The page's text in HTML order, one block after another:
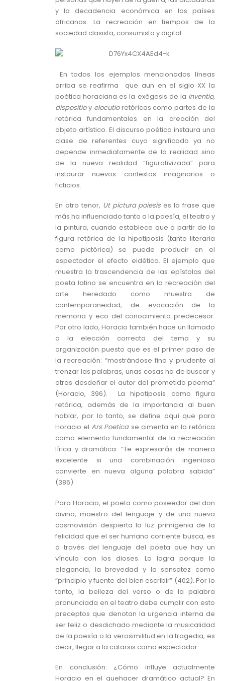
y la decadencia económica en los países
africanos. La recreación en tiempos de la
sociedad clasista, consumista y digital.
En todos los ejemplos mencionados líneas
arriba se reafirma que aun en el siglo XX la
poética horaciana es la exégesis de la inventio,
dispositioy elocutioretóricas como partes de la
retórica fundamentales en la creación del
objeto artístico. El discurso poético instaura una
clase de referentes cuyo significado ya no
depende inmediatamente de la realidad sino
de la nueva realidad “figurativizada” para
instaurar nuevos contextos imaginarios o
ficticios.
En otro tenor, Ut pictura poiesises la frase que
más ha influenciado tanto a la poesía, el teatro y
la pintura, cuando establece que a partir de la
figura retórica de la hipotiposis (tanto literaria
como pictórica) se puede producir en el
espectador el efecto eidético. El ejemplo que
muestra la trascendencia de las epístolas del
poeta latino se encuentra en la recreación del
arte heredado como muestra de
contemporaneidad, de evocación de la
memoria y eco del conocimiento predecesor.
Por otro lado, Horacio también hace un llamado
a la elección correcta del tema y su
organización puesto que es el primer paso de
la recreación: “mostrándose fino y prudente al
trenzar las palabras, unas cosas ha de buscar y
otras desdeñar el autor del prometido poema”
(Horacio, 396). La hipotiposis como figura
retórica, además de la importancia al buen
hablar, por lo tanto, se define aquí que para
Horacio elArs Poeticase cimenta en la retórica
como elemento fundamental de la recreación
lírica y dramática: “Te expresarás de manera
excelente si una combinación ingeniosa
convierte en nueva alguna palabra sabida”
(386).
Para Horacio, el poeta como poseedor del don
divino, maestro del lenguaje y de una nueva
cosmovisión despierta la luz primigenia de la
felicidad que el ser humano corriente busca, es
a través del lenguaje del poeta que hay un
vínculo con los dioses. Lo logra porque la
elegancia, la brevedad y la sensatez como
“principio y fuente del bien escribir” (402). Por lo
tanto, la belleza del verso o de la palabra
pronunciada en el teatro debe cumplir con esto
preceptos que denotan la urgencia interna de
ser feliz o desdichado mediante la musicalidad
de la poesía o la verosimilitud en la tragedia, es
decir, llegar a la catarsis como espectador.
En conclusión: ¿Cómo influye actualmente
Horacio en el quehacer dramático actual? En